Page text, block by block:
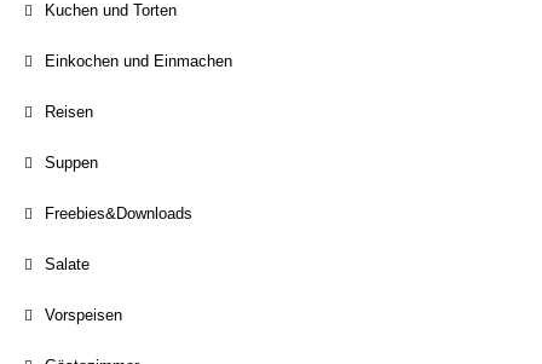
Kuchen und Torten
Einkochen und Einmachen
Reisen
Suppen
Freebies&Downloads
Salate
Vorspeisen